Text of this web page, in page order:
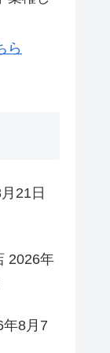
ら
21日
2026年
年8月7